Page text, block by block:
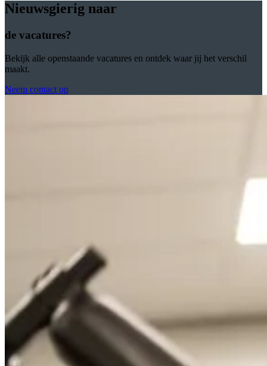
Nieuwsgierig naar
de vacatures?
Bekijk alle openstaande vacatures en ontdek waar jij het verschil
maakt.
Neem contact op